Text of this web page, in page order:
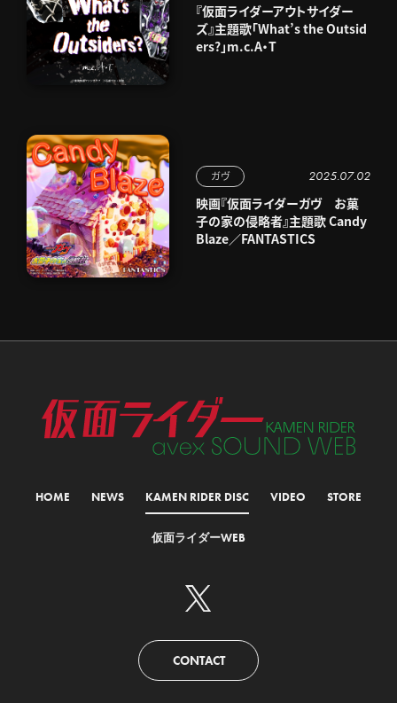
『仮面ライダーアウトサイダー
ズ』主題歌「What’s the Outsid
ers?」m.c.A・T
2025.07.02
ガヴ
映画『仮面ライダーガヴ お菓
子の家の侵略者』主題歌 Candy
Blaze／FANTASTICS
HOME NEWS KAMEN RIDER DISC VIDEO STORE
仮面ライダーWEB
CONTACT